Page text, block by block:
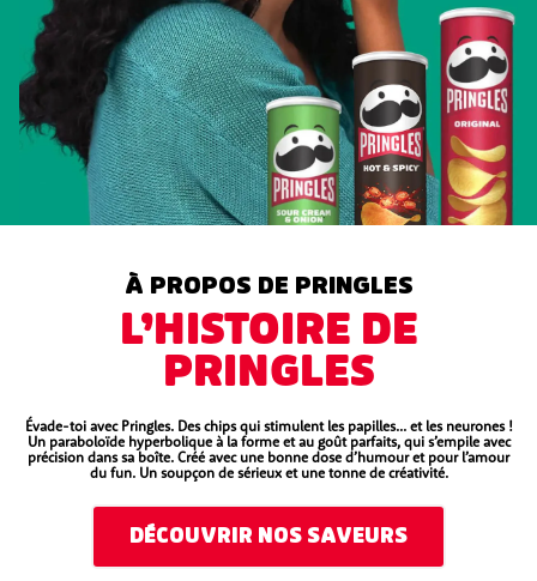
À PROPOS DE PRINGLES
L’HISTOIRE DE
PRINGLES
Évade-toi avec Pringles. Des chips qui stimulent les papilles... et les neurones !
Un paraboloïde hyperbolique à la forme et au goût parfaits, qui s’empile avec
précision dans sa boîte. Créé avec une bonne dose d’humour et pour l’amour
du fun. Un soupçon de sérieux et une tonne de créativité.
DÉCOUVRIR NOS SAVEURS